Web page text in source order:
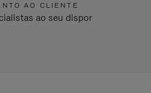
AO CLIENTE
ao seu dispor